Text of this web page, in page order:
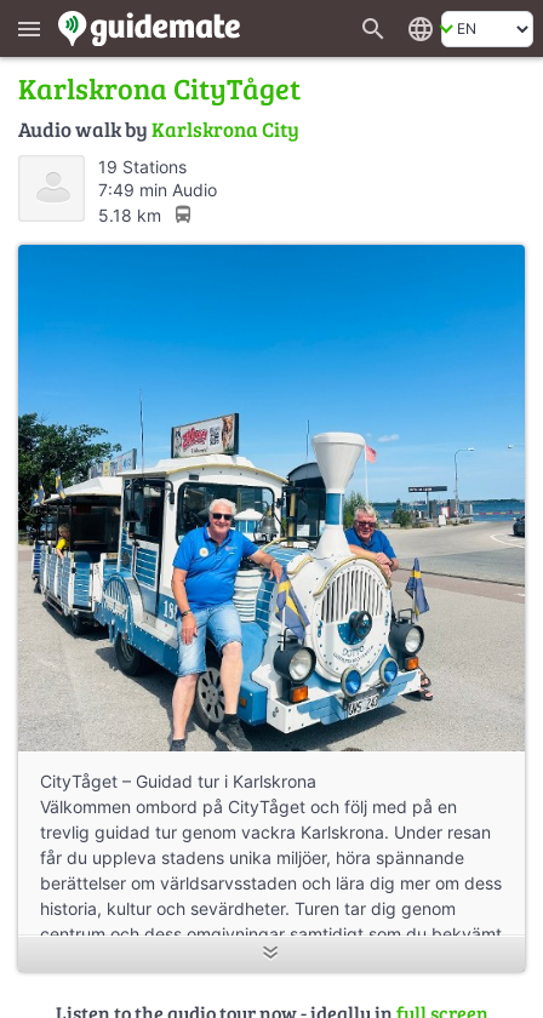
menu search language
Karlskrona CityTåget
Audio walk byKarlskrona City
19 Stations
7:49 min Audio
5.18 km
directions_bus
CityTåget – Guidad tur i Karlskrona
Välkommen ombord på CityTåget och följ med på en
trevlig guidad tur genom vackra Karlskrona. Under resan
får du uppleva stadens unika miljöer, höra spännande
berättelser om världsarvsstaden och lära dig mer om dess
historia, kultur och sevärdheter. Turen tar dig genom
centrum och dess omgivningar samtidigt som du bekvämt
njuter av stadens charm från tåget. En perfekt aktivitet för
staden från ett nytt perspektiv.
Listen to the audio tour now - ideally infull screen